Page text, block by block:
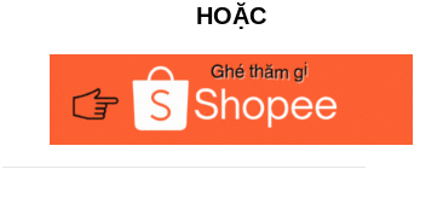
HOẶC